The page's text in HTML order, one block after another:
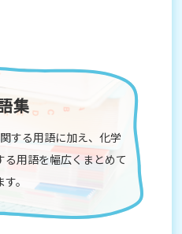
集
する用語に加え、化学
用語を幅広くまとめて
。